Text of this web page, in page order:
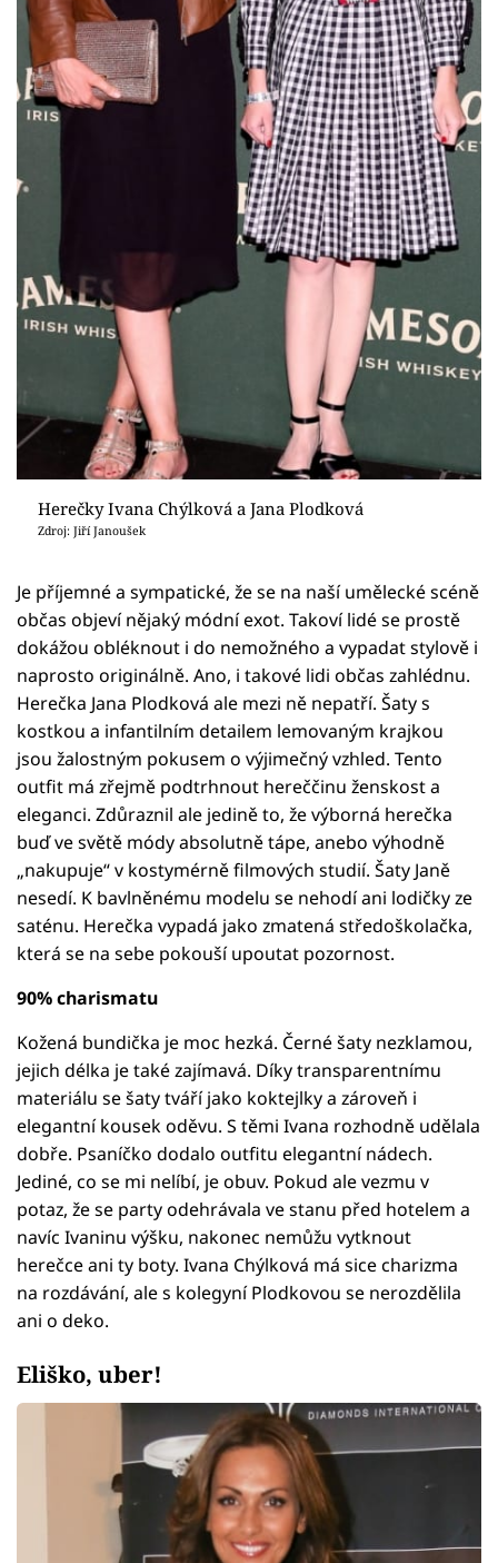
Herečky Ivana Chýlková a Jana Plodková
Zdroj: Jiří Janoušek
Je příjemné a sympatické, že se na naší umělecké scéně
občas objeví nějaký módní exot. Takoví lidé se prostě
dokážou obléknout i do nemožného a vypadat stylově i
naprosto originálně. Ano, i takové lidi občas zahlédnu.
Herečka Jana Plodková ale mezi ně nepatří. Šaty s
kostkou a infantilním detailem lemovaným krajkou
jsou žalostným pokusem o výjimečný vzhled. Tento
outfit má zřejmě podtrhnout hereččinu ženskost a
eleganci. Zdůraznil ale jedině to, že výborná herečka
buď ve světě módy absolutně tápe, anebo výhodně
„nakupuje“ v kostymérně filmových studií. Šaty Janě
nesedí. K bavlněnému modelu se nehodí ani lodičky ze
saténu. Herečka vypadá jako zmatená středoškolačka,
která se na sebe pokouší upoutat pozornost.
90% charismatu
Kožená bundička je moc hezká. Černé šaty nezklamou,
jejich délka je také zajímavá. Díky transparentnímu
materiálu se šaty tváří jako koktejlky a zároveň i
elegantní kousek oděvu. S těmi Ivana rozhodně udělala
dobře. Psaníčko dodalo outfitu elegantní nádech.
Jediné, co se mi nelíbí, je obuv. Pokud ale vezmu v
potaz, že se party odehrávala ve stanu před hotelem a
navíc Ivaninu výšku, nakonec nemůžu vytknout
herečce ani ty boty. Ivana Chýlková má sice charizma
na rozdávání, ale s kolegyní Plodkovou se nerozdělila
ani o deko.
Eliško, uber!